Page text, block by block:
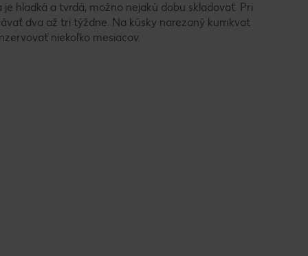
hladká a tvrdá, možno nejakú dobu skladovať. Pri
dva až tri týždne. Na kúsky narezaný kumkvat
niekoľko mesiacov.